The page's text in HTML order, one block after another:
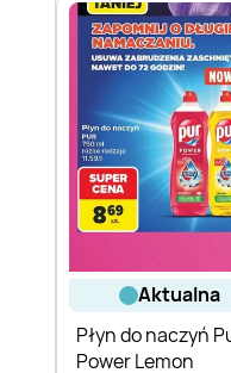
aktualna
Płyn do naczyń
Power Lemon